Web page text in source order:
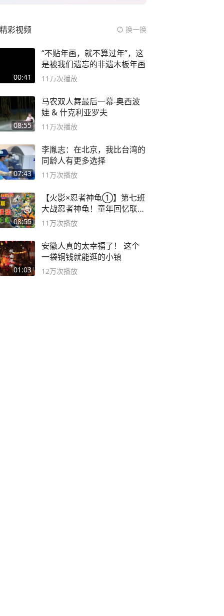
精彩视频 换一换
00:41
“不贴年画，就不算过年”，这
是被我们遗忘的非遗木板年画
11万次播放
08:55
马农双人舞最后一幕-奥西波
娃 & 什克利亚罗夫
11万次播放
07:43
李胤志：在北京，我比台湾的
同龄人有更多选择
11万次播放
08:55
【火影×忍者神龟①】第七班
大战忍者神龟！童年回忆联动
论武？
11万次播放
01:03
安徽人真的太幸福了！ 这个
一袋铜钱就能逛的小镇
12万次播放